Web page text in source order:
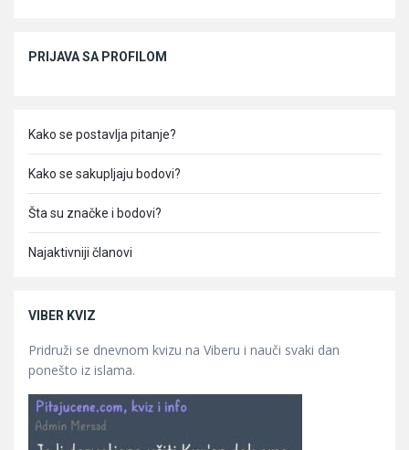
PRIJAVA SA PROFILOM
Kako se postavlja pitanje?
Kako se sakupljaju bodovi?
Šta su značke i bodovi?
Najaktivniji članovi
VIBER KVIZ
Pridruži se dnevnom kvizu na Viberu i nauči svaki dan
ponešto iz islama.